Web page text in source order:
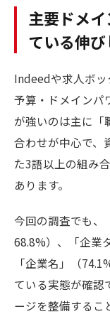
主要ドメ
ている伸
Indeedや求人ボッ
予算・ドメインパ
が強いのは主に
合わせが中心で、
た3語以上の組み
あります。
今回の調査でも
68.8%）、「企業
「企業名」（
ている実態が確認
ージを整備するこ